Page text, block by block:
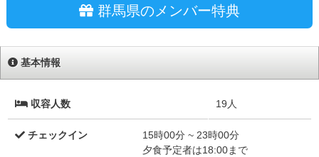
群馬県のメンバー特典
基本情報
収容人数 19人
チェックイン
15時00分 ~ 23時00分
夕食予定者は18:00まで